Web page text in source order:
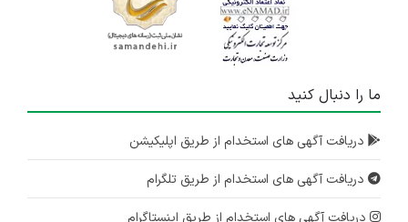
ما را دنبال کنید
دریافت آگهی های استخدام از طریق اپلیکیشن
دریافت آگهی های استخدام از طریق تلگرام
دریافت آگهی های استخدام از طریق اینستاگرام